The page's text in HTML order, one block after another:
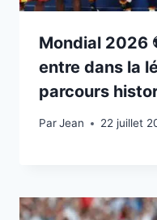
Mondial 2026
entre dans la
parcours
ParJean
22 juillet 202622 juillet